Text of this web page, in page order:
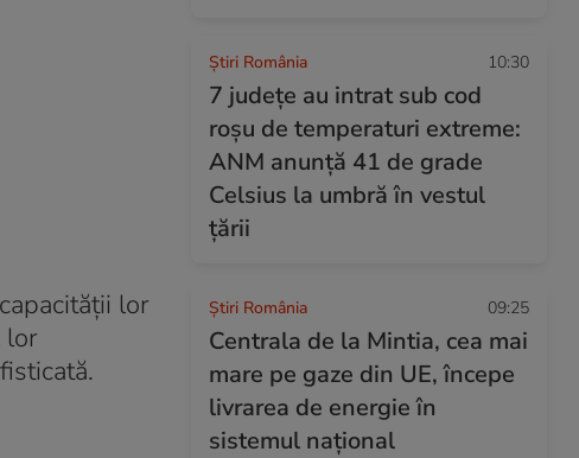
lor
lor
Știri România 10:30
7 județe au intrat sub cod
roșu de temperaturi extreme:
ANM anunță 41 de grade
Celsius la umbră în vestul
țării
Știri România 09:25
Centrala de la Mintia, cea mai
mare pe gaze din UE, începe
livrarea de energie în
sistemul național